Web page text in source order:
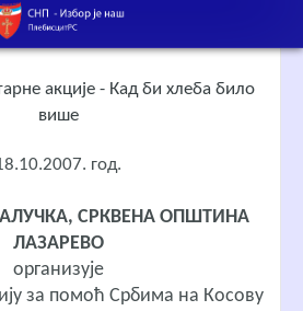
акције - Кад би хлеба било
више
год.
СРКВЕНА ОПШТИНА
ЛАЗАРЕВО
организује
за помоћ Србима на Косову